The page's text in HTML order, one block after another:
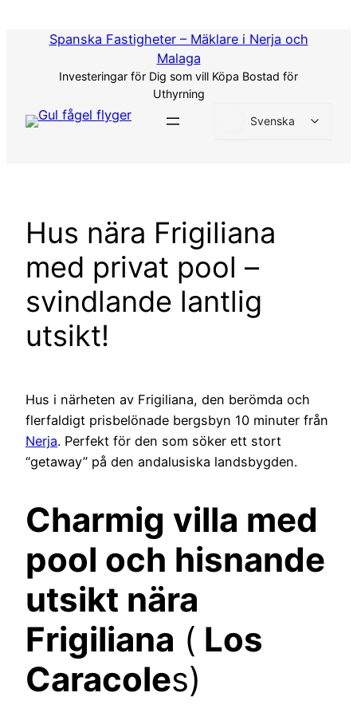
Spanska Fastigheter – Mäklare i Nerja och
Malaga
Investeringar för Dig som vill Köpa Bostad för
Uthyrning
Svenska
Hus nära Frigiliana
med privat pool –
svindlande lantlig
utsikt!
Hus i närheten av Frigiliana, den berömda och
flerfaldigt prisbelönade bergsbyn 10 minuter från
Nerja. Perfekt för den som söker ett stort
“getaway” på den andalusiska landsbygden.
Charmig villa med
pool och hisnande
utsikt nära
Frigiliana ( Los
Caracoles)